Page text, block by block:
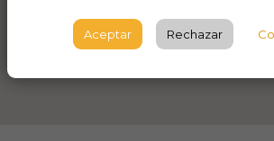
Aceptar Rechazar